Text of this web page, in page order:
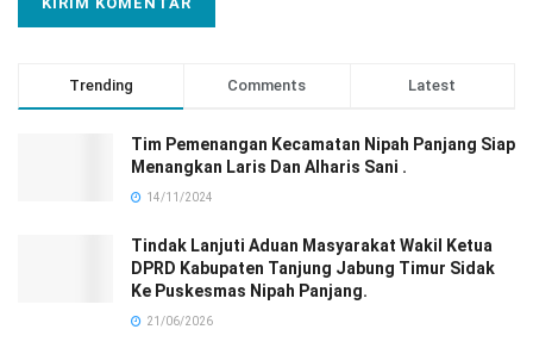
Trending Comments Latest
Tim Pemenangan Kecamatan Nipah Panjang Siap
Menangkan Laris Dan Alharis Sani .
14/11/2024
Tindak Lanjuti Aduan Masyarakat Wakil Ketua
DPRD Kabupaten Tanjung Jabung Timur Sidak
Ke Puskesmas Nipah Panjang.
21/06/2026